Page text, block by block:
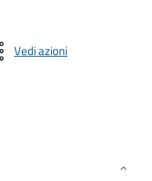
Vedi azioni